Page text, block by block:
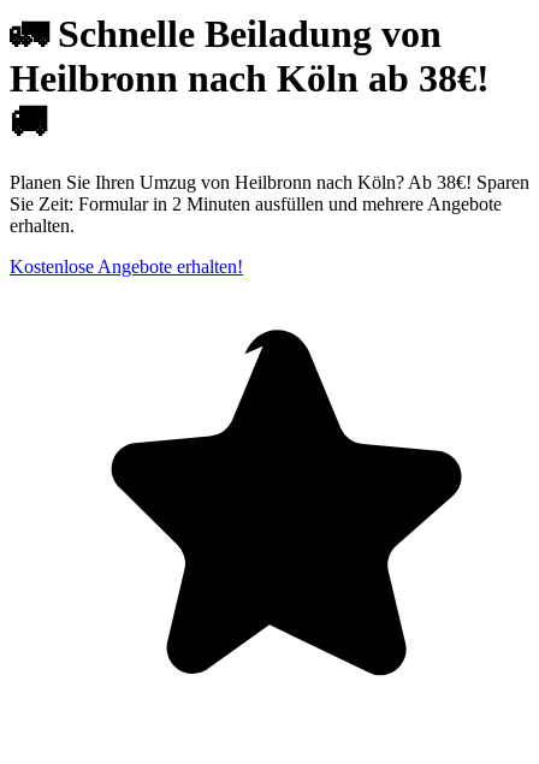
🚛 Schnelle Beiladung von
Heilbronn nach Köln ab 38€!
🚚
Planen Sie Ihren Umzug von Heilbronn nach Köln? Ab 38€! Sparen
Sie Zeit: Formular in 2 Minuten ausfüllen und mehrere Angebote
erhalten.
Kostenlose Angebote erhalten!